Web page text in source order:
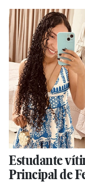
Estudante
Principal de